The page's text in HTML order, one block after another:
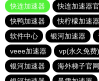
快连加速器
快连加速器
快鸭加速器
快柠檬加速器
软件中心
银河加速器
veee加速器
vp(永久免费
银河加速器
海外梯子官网